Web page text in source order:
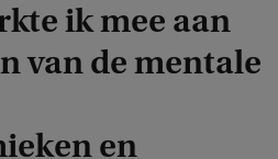
ik mee aan
van de mentale
en